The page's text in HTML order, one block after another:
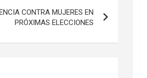
CONTRA MUJERES EN
PRÓXIMAS ELECCIONES